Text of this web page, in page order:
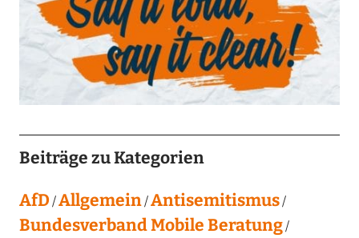
Beiträge zu Kategorien
AfD Allgemein Antisemitismus
Bundesverband Mobile Beratung